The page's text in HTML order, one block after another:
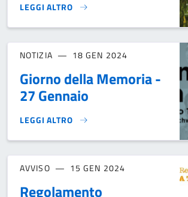
LEGGI ALTRO
NOTIZIARIO-COMUNALE---APRILE 2024}
NOTIZIA 18 GEN 2024
Giorno della Memoria -
27 Gennaio
LEGGI ALTRO
GIORNO DELLA MEMORIA - 27 GENNAIO}
AVVISO 15 GEN 2024
Regolamento